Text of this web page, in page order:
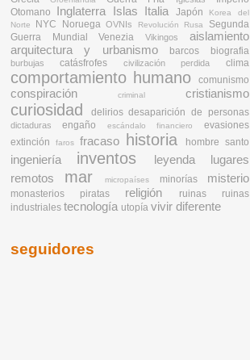
Otomano
Inglaterra Islas Italia Japón
Korea del
Norte
NYC Noruega OVNIs Revolución Rusa
Segunda
Guerra Mundial
Venezia Vikingos
aislamiento
arquitectura y urbanismo
barcos biografia
burbujas catásfrofes civilización perdida clima
comportamiento humano comunismo
conspiración criminal cristianismo
curiosidad delirios desaparición de personas
dictaduras engaño escándalo financiero
evasiones
extinción
faros fracaso historia hombre santo
ingeniería inventos leyenda
lugares
remotos
mar micropaíses minorías misterio
monasterios piratas religión ruinas
ruinas
industriales tecnología utopía vivir diferente
seguidores